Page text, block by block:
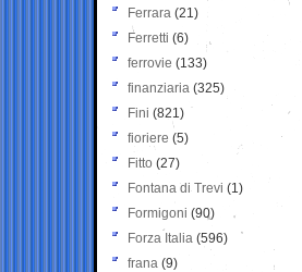
Ferrara (21)
Ferretti (6)
ferrovie (133)
finanziaria (325)
Fini (821)
fioriere (5)
Fitto (27)
Fontana di Trevi (1)
Formigoni (90)
Forza Italia (596)
frana (9)